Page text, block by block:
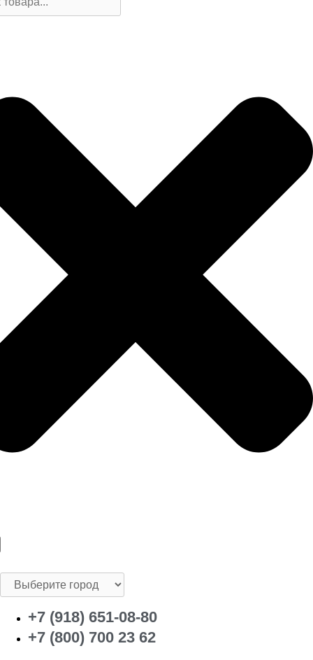
+7 (918) 651-08-80
+7 (800) 700 23 62